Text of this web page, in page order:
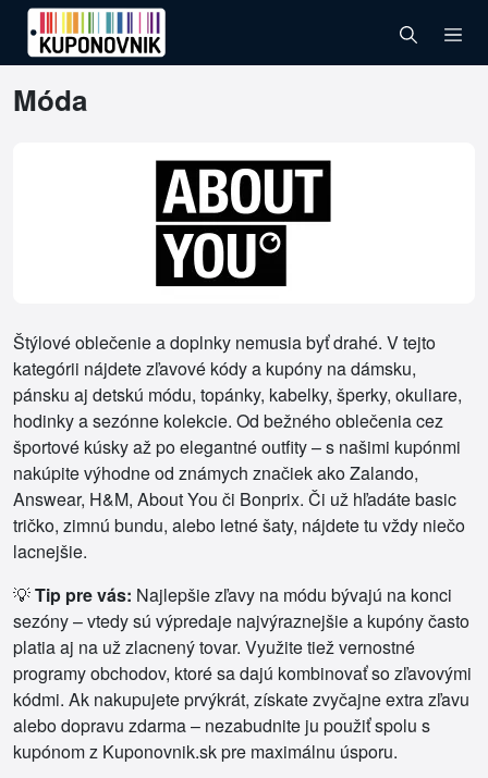
Móda
Štýlové oblečenie a doplnky nemusia byť drahé. V tejto
kategórii nájdete zľavové kódy a kupóny na dámsku,
pánsku aj detskú módu, topánky, kabelky, šperky, okuliare,
hodinky a sezónne kolekcie. Od bežného oblečenia cez
športové kúsky až po elegantné outfity – s našimi kupónmi
nakúpite výhodne od známych značiek ako Zalando,
Answear, H&M, About You či Bonprix. Či už hľadáte basic
tričko, zimnú bundu, alebo letné šaty, nájdete tu vždy niečo
lacnejšie.
💡Tip pre vás: Najlepšie zľavy na módu bývajú na konci
sezóny – vtedy sú výpredaje najvýraznejšie a kupóny často
platia aj na už zlacnený tovar. Využite tiež vernostné
programy obchodov, ktoré sa dajú kombinovať so zľavovými
kódmi. Ak nakupujete prvýkrát, získate zvyčajne extra zľavu
alebo dopravu zdarma – nezabudnite ju použiť spolu s
kupónom z Kuponovnik.sk pre maximálnu úsporu.